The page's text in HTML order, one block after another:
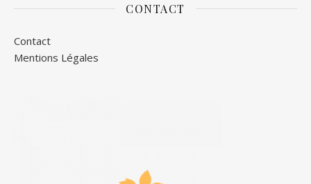
CONTACT
Contact
Mentions Légales